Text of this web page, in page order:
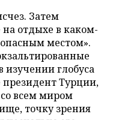
Затем
отдыхе в каком-
местом».
глобуса
президент Турции,
всем миром
точку зрения